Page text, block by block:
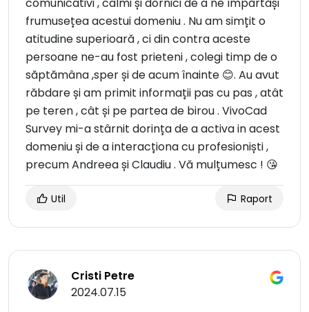
frumusețea acestui domeniu . Nu am simțit o
atitudine superioară , ci din contra aceste
persoane ne-au fost prieteni , colegi timp de o
săptămâna ,sper și de acum înainte 😊. Au avut
răbdare și am primit informații pas cu pas , atât
pe teren , cât și pe partea de birou . VivoCad
Survey mi-a stârnit dorința de a activa in acest
domeniu și de a interacționa cu profesioniști ,
precum Andreea și Claudiu . Vă mulțumesc ! 😘
Util Raport
Cristi Petre
2024.07.15